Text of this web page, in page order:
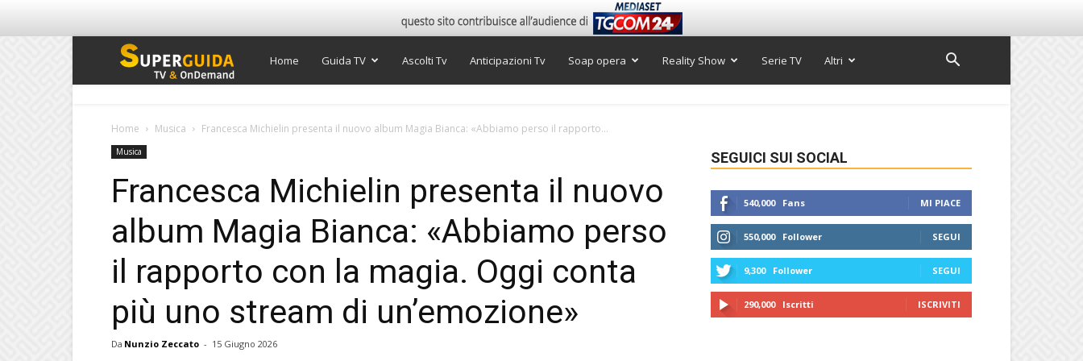
Super
Home Guida TV Ascolti Tv Anticipazioni Tv Soap opera Reality Show Serie TV Altri
Home Musica Francesca Michielin presenta il nuovo album Magia Bianca: «Abbiamo perso il rapporto...
Musica
Francesca Michielin presenta il nuovo
album Magia Bianca: «Abbiamo perso
il rapporto con la magia. Oggi conta
più uno stream di un’emozione»
Da Nunzio Zeccato - 15 Giugno 2026
SEGUICI SUI SOCIAL
540,000 Fans MI PIACE
550,000 Follower SEGUI
9,300 Follower SEGUI
290,000 Iscritti ISCRIVITI